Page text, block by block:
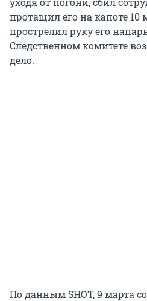
протащил его на капоте 10
прострелил руку его
Следственном комитете
дело.
По данным SHOT, 9 марта